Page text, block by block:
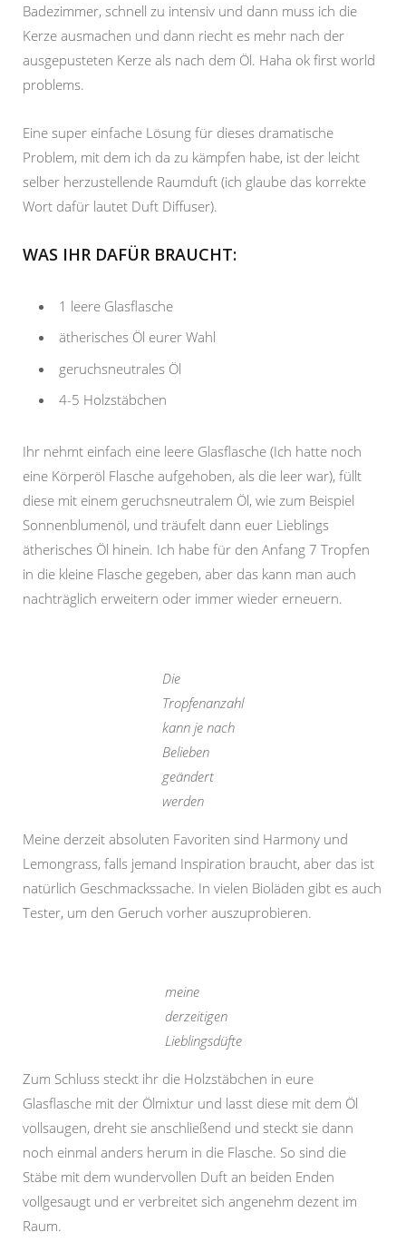
Badezimmer, schnell zu intensiv und dann muss ich die
Kerze ausmachen und dann riecht es mehr nach der
ausgepusteten Kerze als nach dem Öl. Haha ok first world
problems.
Eine super einfache Lösung für dieses dramatische
Problem, mit dem ich da zu kämpfen habe, ist der leicht
selber herzustellende Raumduft (ich glaube das korrekte
Wort dafür lautet Duft Diffuser).
WAS IHR DAFÜR BRAUCHT:
1 leere Glasflasche
ätherisches Öl eurer Wahl
geruchsneutrales Öl
4-5 Holzstäbchen
Ihr nehmt einfach eine leere Glasflasche (Ich hatte noch
eine Körperöl Flasche aufgehoben, als die leer war), füllt
diese mit einem geruchsneutralem Öl, wie zum Beispiel
Sonnenblumenöl, und träufelt dann euer Lieblings
ätherisches Öl hinein. Ich habe für den Anfang 7 Tropfen
in die kleine Flasche gegeben, aber das kann man auch
nachträglich erweitern oder immer wieder erneuern.
Die
Tropfenanzahl
kann je nach
Belieben
geändert
werden
Meine derzeit absoluten Favoriten sind Harmony und
Lemongrass, falls jemand Inspiration braucht, aber das ist
natürlich Geschmackssache. In vielen Bioläden gibt es auch
Tester, um den Geruch vorher auszuprobieren.
meine
derzeitigen
Lieblingsdüfte
Zum Schluss steckt ihr die Holzstäbchen in eure
Glasflasche mit der Ölmixtur und lasst diese mit dem Öl
vollsaugen, dreht sie anschließend und steckt sie dann
noch einmal anders herum in die Flasche. So sind die
Stäbe mit dem wundervollen Duft an beiden Enden
vollgesaugt und er verbreitet sich angenehm dezent im
Raum.